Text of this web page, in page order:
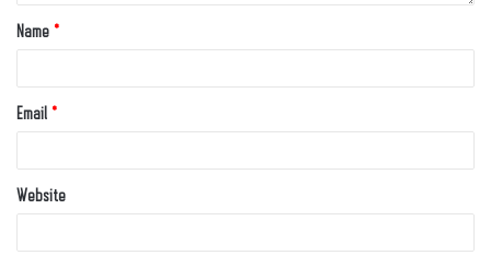
Name *
Email *
Website